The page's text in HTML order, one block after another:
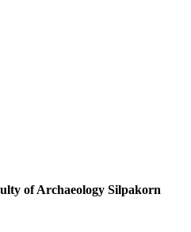
of Archaeology Silpakorn